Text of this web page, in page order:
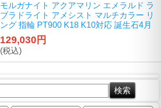
モルガナイト アクアマリン エメラルド ラ
ブラドライト アメシスト マルチカラー リ
ング 指輪 PT900 K18 K10対応 誕生石4月
129,030円
(税込)